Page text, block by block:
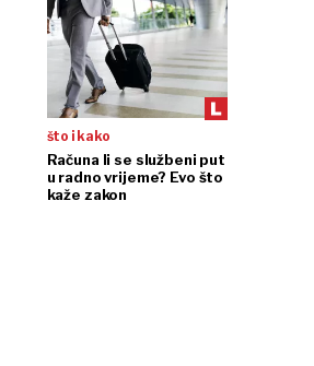
što i kako
Računa li se službeni put
u radno vrijeme? Evo što
kaže zakon